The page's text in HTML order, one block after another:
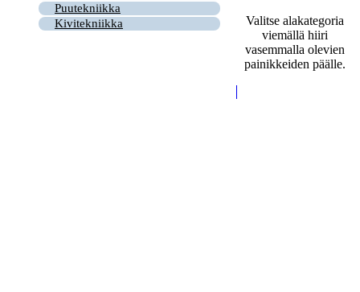
Puutekniikka
Kivitekniikka
Valitse alakategoria
viemällä hiiri
vasemmalla olevien
painikkeiden päälle.